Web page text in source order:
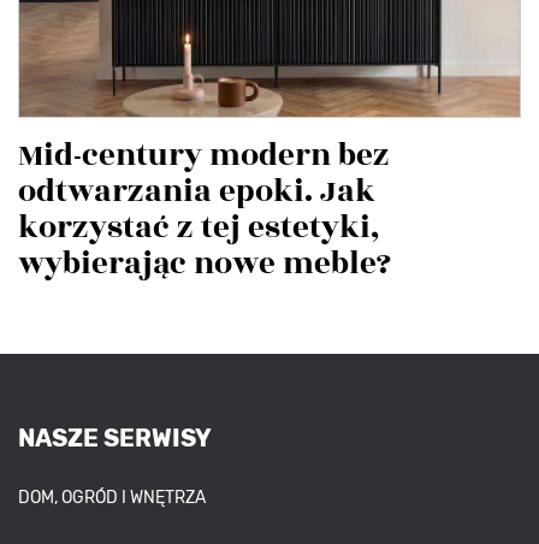
Mid-century modern bez
odtwarzania epoki. Jak
korzystać z tej estetyki,
wybierając nowe meble?
NASZE SERWISY
DOM, OGRÓD I WNĘTRZA